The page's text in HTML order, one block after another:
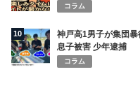
コラム
10
神戸高1男子が集団
息子被害 少年逮捕
コラム